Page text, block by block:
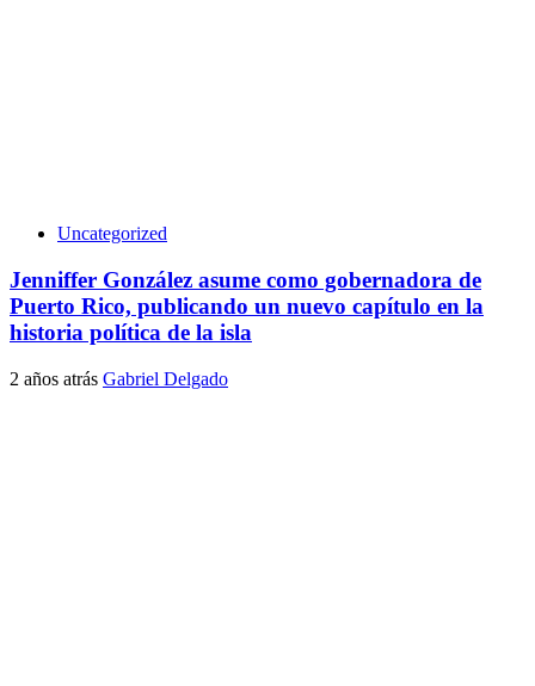
Uncategorized
Jenniffer González asume como gobernadora de
Puerto Rico, publicando un nuevo capítulo en la
historia política de la isla
2 años atrás Gabriel Delgado